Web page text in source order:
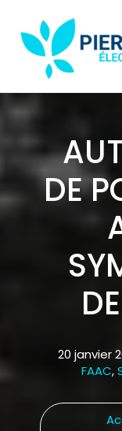
contenu
DE
20 janvier
FAAC,